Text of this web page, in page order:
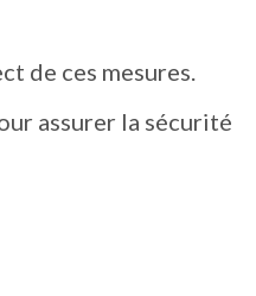
de ces mesures.
assurer la sécurité